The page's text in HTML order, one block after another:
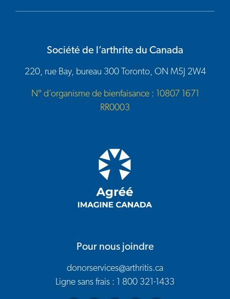
Société de l’arthrite du Canada
220, rue Bay, bureau 300 Toronto, ON M5J 2W4
N° d’organisme de bienfaisance : 10807 1671
RR0003
Pour nous joindre
donorservices@arthritis.ca
Ligne sans frais : 1 800 321-1433